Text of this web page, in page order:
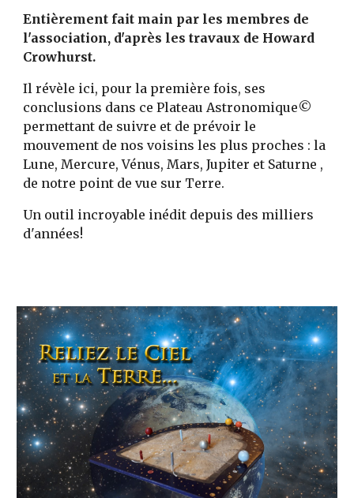
Entièrement fait main par les membres de
l'association, d'après les travaux de Howard
Crowhurst.
Il révèle ici, pour la première fois, ses
conclusions dans ce Plateau Astronomique©
permettant de suivre et de prévoir le
mouvement de nos voisins les plus proches : la
Lune, Mercure, Vénus, Mars, Jupiter et Saturne ,
de notre point de vue sur Terre.
Un outil incroyable inédit depuis des milliers
d'années!